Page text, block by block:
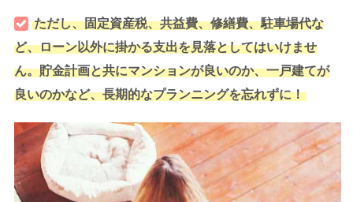
ただし、固定資産税、共益費、修繕費、駐車場代な
ど、ローン以外に掛かる支出を見落としてはいけませ
ん。貯金計画と共にマンションが良いのか、一戸建てが
良いのかなど、長期的なプランニングを忘れずに！